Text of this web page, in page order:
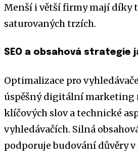
Menší i větší firmy mají díky
saturovaných trzích.
SEO a obsahová strategie
Optimalizace pro
úspěšný digitální marketing
klíčových slov a technické
vyhledávačích. Silná
podporuje budování důvěry v